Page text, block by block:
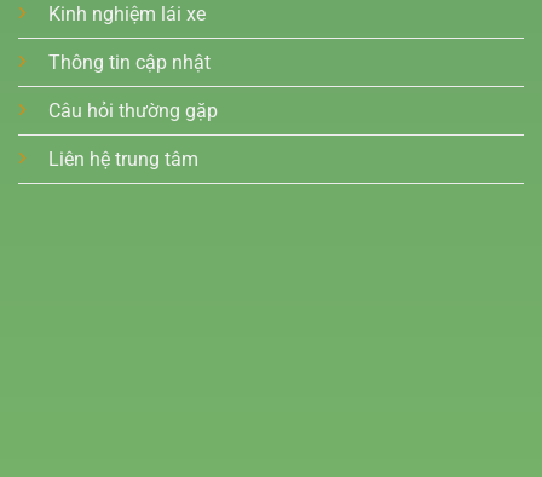
Kinh nghiệm lái xe
Thông tin cập nhật
Câu hỏi thường gặp
Liên hệ trung tâm